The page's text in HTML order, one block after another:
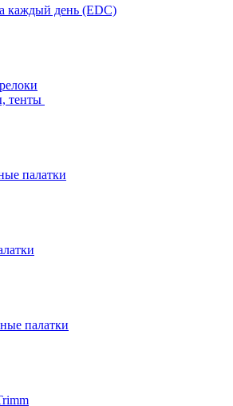
каждый день (EDC)
тенты
палатки
палатки